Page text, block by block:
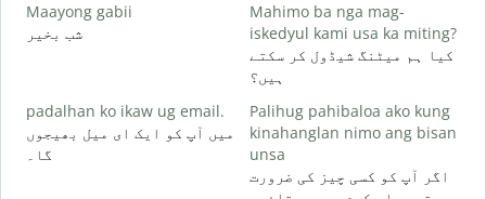
Maayong gabii
شب بخیر
Mahimo ba nga mag-
iskedyul kami usa ka miting?
کیا ہم میٹنگ شیڈول کر سکتے
ہیں؟
padalhan ko ikaw ug email.
میں آپ کو ایک ای میل بھیجوں
گا۔
Palihug pahibaloa ako kung
kinahanglan nimo ang bisan
unsa
اگر آپ کو کسی چیز کی ضرورت